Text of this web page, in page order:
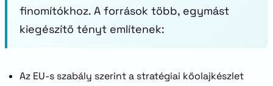
finomítókhoz. A források több, egymást
kiegészítő tényt említenek:
Az EU-s szabály szerint a stratégiai kőolajkészlet